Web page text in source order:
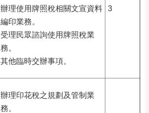
辦理使用牌照稅相關文宣資料
編印業務。
受理民眾諮詢使用牌照稅業
務。
其他臨時交辦事項。
3
辦理印花稅之規劃及管制業
務。